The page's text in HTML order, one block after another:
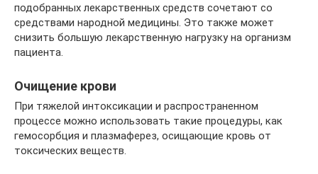
подобранных лекарственных средств сочетают со
средствами народной медицины. Это также может
снизить большую лекарственную нагрузку на организм
пациента.
Очищение крови
При тяжелой интоксикации и распространенном
процессе можно использовать такие процедуры, как
гемосорбция и плазмаферез, осищающие кровь от
токсических веществ.